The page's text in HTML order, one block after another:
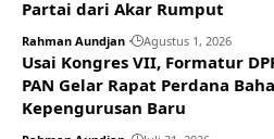
Partai dari Akar Rumput
Rahman Aundjan Agustus 1, 2026
Usai Kongres VII, Formatur
PAN Gelar Rapat Perdana
Kepengurusan Baru